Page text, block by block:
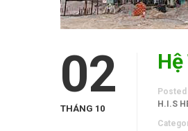
02
THÁNG 10
Posted
H.I.S